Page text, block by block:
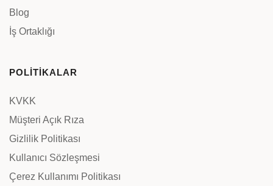
Blog
İş Ortaklığı
POLİTİKALAR
KVKK
Müşteri Açık Rıza
Gizlilik Politikası
Kullanıcı Sözleşmesi
Çerez Kullanımı Politikası